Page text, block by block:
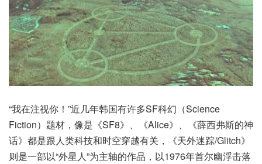
“我在注视你！”近几年韩国有许多SF科幻（Science
Fiction）题材，像是《SF8》、《Alice》、《薛西弗斯的神
话》都是跟人类科技和时空穿越有关，《天外迷踪/Glitch》
则是一部以“外星人”为主轴的作品，以1976年首尔幽浮击落